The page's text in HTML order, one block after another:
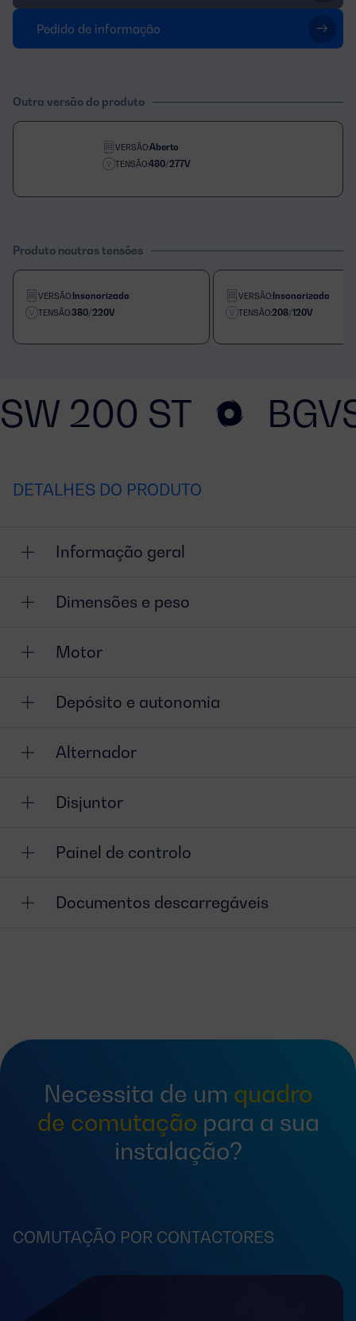
Pedido de informação
Outra versão do produto
VERSÃO:Aberto
TENSÃO:480/277V
Produto noutras tensões
VERSÃO:Insonorizado
TENSÃO:380/220V
VERSÃO:Insonorizado
TENSÃO:208/120V
200 ST
DETALHES DO PRODUTO
Informação geral
Dimensões e peso
Motor
Depósito e autonomia
Alternador
Disjuntor
Painel de controlo
Documentos descarregáveis
Necessita de um quadro
de comutação para a sua
instalação?
COMUTAÇÃO POR CONTACTORES